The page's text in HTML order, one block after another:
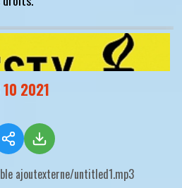
2021
ajoutexterne/untitled1.mp3